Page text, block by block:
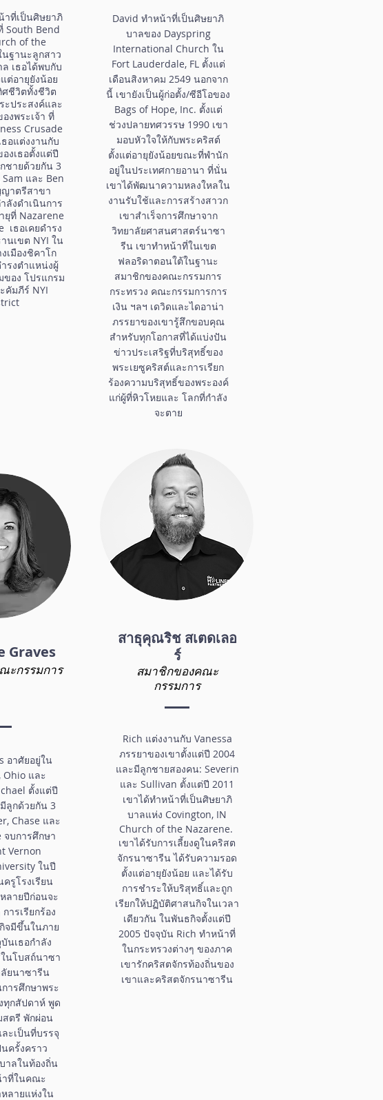
ที่เป็นศิษยาภิ
South Bend
of the
ฐานะลูกสาว
เธอได้พบกับ
ต่อายุยังน้อย
ชีวิตทั้งชีวิต
ะประสงค์และ
งพระเจ้า ที่
Crusade
อแต่งงานกับ
งเธอตั้งแต่ปี
ชายด้วยกัน 3
และ Ben
าตรีสาขา
ลังดำเนินการ
ยุที่ Nazarene
เธอเคยดำรง
นเขต NYI ใน
เมืองชิคาโก
รงตำแหน่งผู้
ของ โปรแกรม
คัมภีร์ NYI
Graves
ะกรรมการ
อาศัยอยู่ใน
Ohio และ
ตั้งแต่ปี
ลูกด้วยกัน 3
Chase และ
จบการศึกษา
Vernon
ในปี
ครูโรงเรียน
ลายปีก่อนจะ
ารเรียกร้อง
จมีขึ้นในภาย
นเธอกำลัง
นโบสถ์นาซา
ยนาซารีน
ารศึกษาพระ
ทุกสัปดาห์ พูด
ตรี พักผ่อน
ะเป็นที่บรรจุ
ครั้งคราว
าลในท้องถิ่น
าที่ในคณะ
ลายแห่งใน
David ทำหน้าที่เป็นศิษยาภิ
บาลของ Dayspring
International Church ใน
Fort Lauderdale, FL ตั้งแต่
เดือนสิงหาคม 2549 นอกจาก
นี้ เขายังเป็นผู้ก่อตั้ง/ซีอีโอของ
Bags of Hope, Inc. ตั้งแต่
ช่วงปลายทศวรรษ 1990 เขา
มอบหัวใจให้กับพระคริสต์
ตั้งแต่อายุยังน้อยขณะที่พำนัก
อยู่ในประเทศกายอานา ที่นั่น
เขาได้พัฒนาความหลงใหลใน
งานรับใช้และการสร้างสาวก
เขาสำเร็จการศึกษาจาก
วิทยาลัยศาสนศาสตร์นาซา
รีน เขาทำหน้าที่ในเขต
ฟลอริดาตอนใต้ในฐานะ
สมาชิกของคณะกรรมการ
กระทรวง คณะกรรมการการ
เงิน ฯลฯ เดวิดและไดอาน่า
ภรรยาของเขารู้สึกขอบคุณ
สำหรับทุกโอกาสที่ได้แบ่งปัน
ข่าวประเสริฐที่บริสุทธิ์ของ
พระเยซูคริสต์และการเรียก
ร้องความบริสุทธิ์ของพระองค์
แก่ผู้ที่หิวโหยและ โลกที่กำลัง
จะตาย
สาธุคุณริช สเตดเลอ
ร์
สมาชิกของคณะ
กรรมการ
Rich แต่งงานกับ Vanessa
ภรรยาของเขาตั้งแต่ปี 2004
และมีลูกชายสองคน: Severin
และ Sullivan ตั้งแต่ปี 2011
เขาได้ทำหน้าที่เป็นศิษยาภิ
บาลแห่ง Covington, IN
Church of the Nazarene.
เขาได้รับการเลี้ยงดูในคริสต
จักรนาซารีน ได้รับความรอด
ตั้งแต่อายุยังน้อย และได้รับ
การชำระให้บริสุทธิ์และถูก
เรียกให้ปฏิบัติศาสนกิจในเวลา
เดียวกัน ในพันธกิจตั้งแต่ปี
2005 ปัจจุบัน Rich ทำหน้าที่
ในกระทรวงต่างๆ ของภาค
เขารักคริสตจักรท้องถิ่นของ
เขาและคริสตจักรนาซารีน